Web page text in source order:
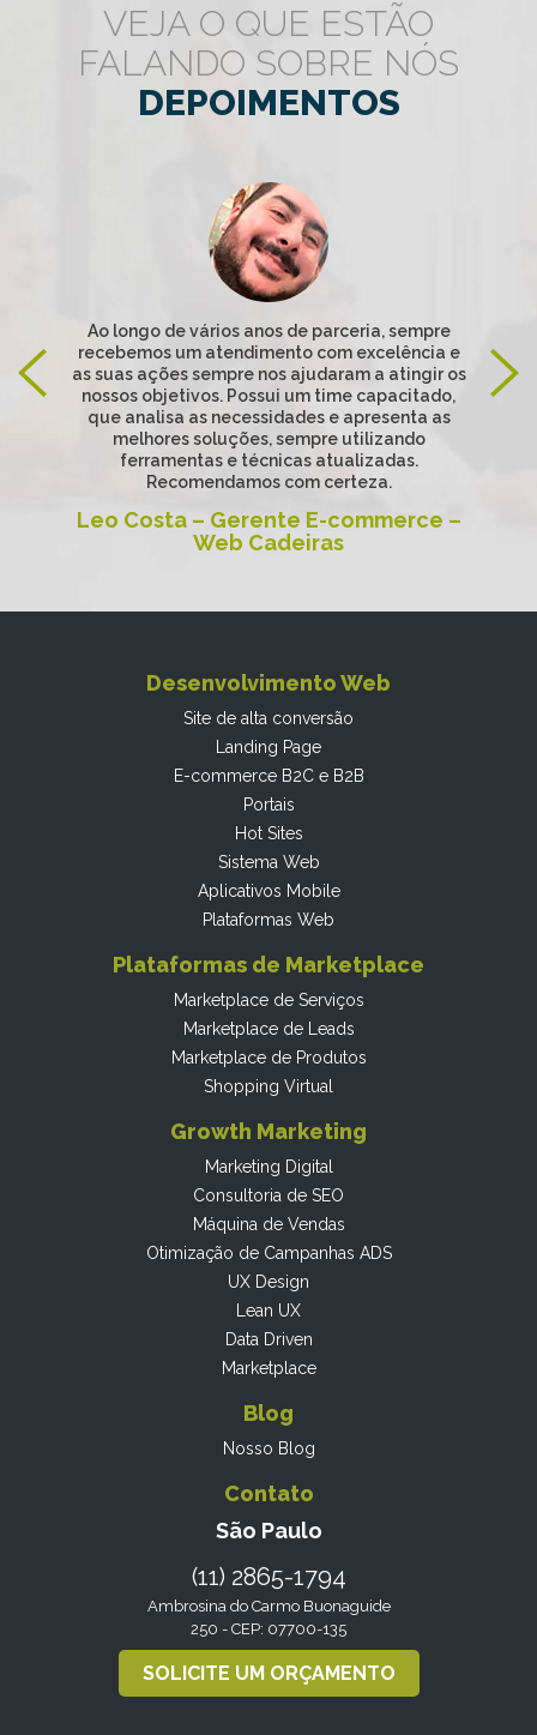
VEJA O QUE ESTÃO
FALANDO SOBRE NÓS
DEPOIMENTOS
Ao longo de vários anos de parceria, sempre
recebemos um atendimento com excelência e
as suas ações sempre nos ajudaram a atingir os
nossos objetivos. Possui um time capacitado,
que analisa as necessidades e apresenta as
melhores soluções, sempre utilizando
ferramentas e técnicas atualizadas.
Recomendamos com certeza.
Leo Costa – Gerente E-commerce –
Web Cadeiras
Desenvolvimento Web
Site de alta conversão
Landing Page
E-commerce B2C e B2B
Portais
Hot Sites
Sistema Web
Aplicativos Mobile
Plataformas Web
Plataformas de Marketplace
Marketplace de Serviços
Marketplace de Leads
Marketplace de Produtos
Shopping Virtual
Growth Marketing
Marketing Digital
Consultoria de SEO
Máquina de Vendas
Otimização de Campanhas ADS
UX Design
Lean UX
Data Driven
Marketplace
Blog
Nosso Blog
Contato
São Paulo
(11) 2865-1794
Ambrosina do Carmo Buonaguide
250 - CEP: 07700-135
SOLICITE UM ORÇAMENTO